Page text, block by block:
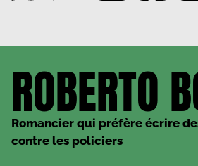
ROBERTO
Romancier qui préfère écrire
contre les policiers